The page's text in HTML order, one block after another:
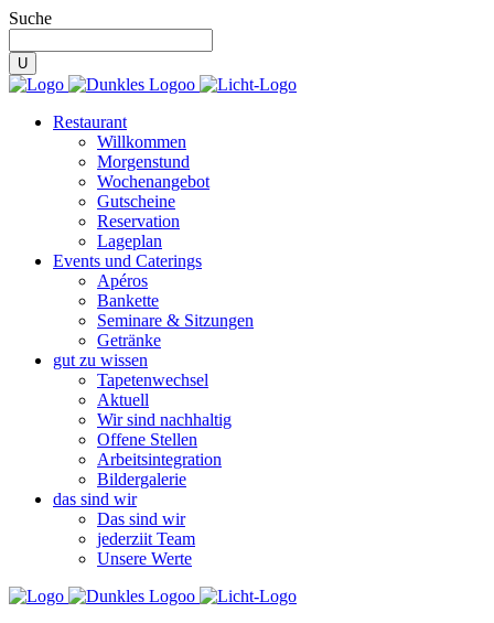
Suche
Restaurant
Willkommen
Morgenstund
Wochenangebot
Gutscheine
Reservation
Lageplan
Events und Caterings
Apéros
Bankette
Seminare & Sitzungen
Getränke
gut zu wissen
Tapetenwechsel
Aktuell
Wir sind nachhaltig
Offene Stellen
Arbeitsintegration
Bildergalerie
das sind wir
Das sind wir
jederziit Team
Unsere Werte